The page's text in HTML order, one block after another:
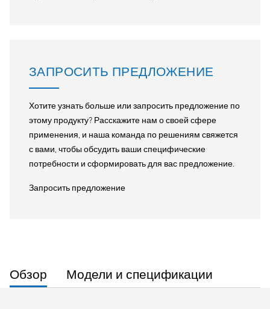
ЗАПРОСИТЬ ПРЕДЛОЖЕНИЕ
Хотите узнать больше или запросить предложение по
этому продукту? Расскажите нам о своей сфере
применения, и наша команда по решениям свяжется
с вами, чтобы обсудить ваши специфические
потребности и сформировать для вас предложение.
Запросить предложение
Обзор Модели и спецификации